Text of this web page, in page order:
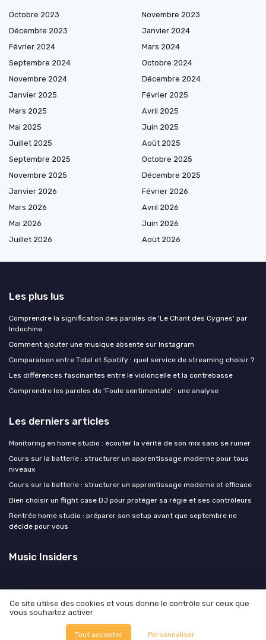
Octobre 2023
Novembre 2023
Décembre 2023
Janvier 2024
Février 2024
Mars 2024
Septembre 2024
Octobre 2024
Novembre 2024
Décembre 2024
Janvier 2025
Février 2025
Mars 2025
Avril 2025
Mai 2025
Juin 2025
Juillet 2025
Août 2025
Septembre 2025
Octobre 2025
Novembre 2025
Décembre 2025
Janvier 2026
Février 2026
Mars 2026
Avril 2026
Mai 2026
Juin 2026
Juillet 2026
Août 2026
Les plus lus
Comprendre la signification des paroles de 'Le Chant des Cygnes' par
Indochine
Comment ajouter une musique absente sur Instagram
Comparaison entre Tidal et Spotify : quel service de streaming choisir ?
Les différences fascinantes entre le violoncelle et la contrebasse
Comprendre les paroles de 'Foule sentimentale' : une analyse
Les derniers articles
Monitoring en home studio : écouter la vérité de son mix sans se ruiner
Cours sur la batterie : structurer un apprentissage moderne pour tous
niveaux
Cours sur la batterie : structurer un apprentissage moderne et efficace
Bien choisir un flight case DJ pour protéger sa régie et ses contrôleurs
Rentrée home studio : préparer son setup avant que septembre ne
décide pour vous
Music Insiders
Mentions légales
© Music Insiders 2026
Ce site utilise des cookies et vous donne le contrôle sur ceux que
vous souhaitez activer
Tout accepter Personnaliser